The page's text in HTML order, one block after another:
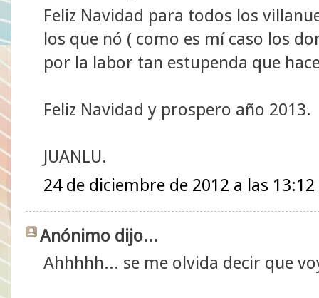
Feliz Navidad para todos los
los que nó ( como es mí caso los
por la labor tan estupenda que
Feliz Navidad y prospero año 2013.
JUANLU.
24 de diciembre de 2012 a las 13:12
Anónimo dijo...
Ahhhhh... se me olvida decir que